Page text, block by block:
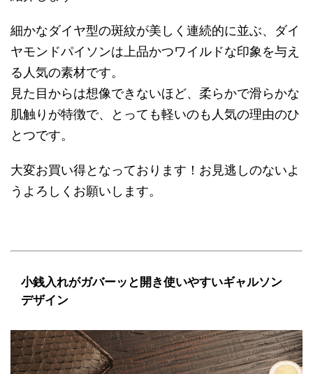
細かなダイヤ型の斑紋が美しく連続的に並ぶ、ダイ
ヤモンドパイソンは上品かつワイルドな印象を与え
る人気の素材です。
見た目からは想像できないほど、柔らかで滑らかな
肌触りが特徴で、とっても軽いのも人気の理由のひ
とつです。
大変お買い得となっております！お見逃しのないよ
うよろしくお願いします。
小銭入れがガバーッと開き使いやすいギャルソン
デザイン